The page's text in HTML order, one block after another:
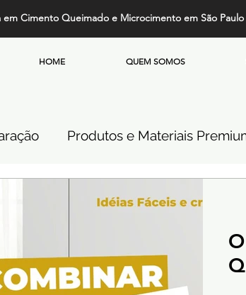
em Cimento Queimado e Microcimento em São Paulo
HOME QUEM SOMOS
Produtos e Materiais
Microcimento